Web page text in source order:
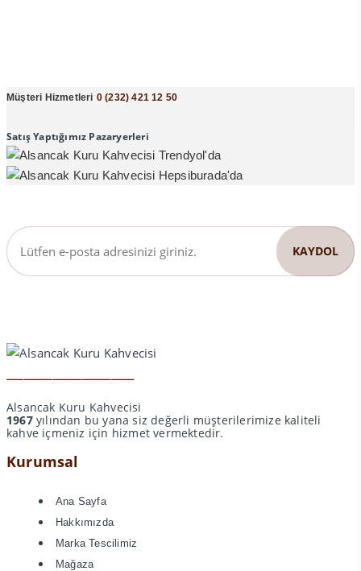
Müşteri Hizmetleri 0 (232) 421 12 50
Satış Yaptığımız Pazaryerleri
Alsancak Kuru Kahvecisi
1967yılından bu yana siz değerli müşterilerimize kaliteli
kahve içmeniz için hizmet vermektedir.
Kurumsal
Ana Sayfa
Hakkımızda
Marka Tescilimiz
Mağaza